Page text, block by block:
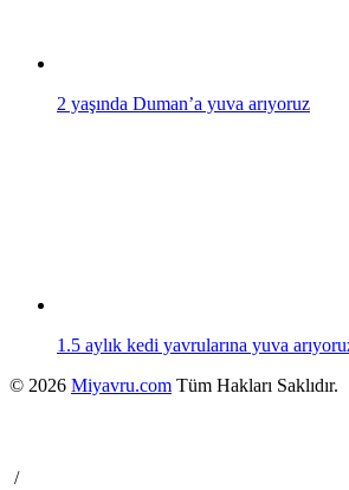
2 yaşında Duman’a yuva arıyoruz
1.5 aylık kedi yavrularına yuva
© 2026 Miyavru.com Tüm Hakları Saklıdır.
/